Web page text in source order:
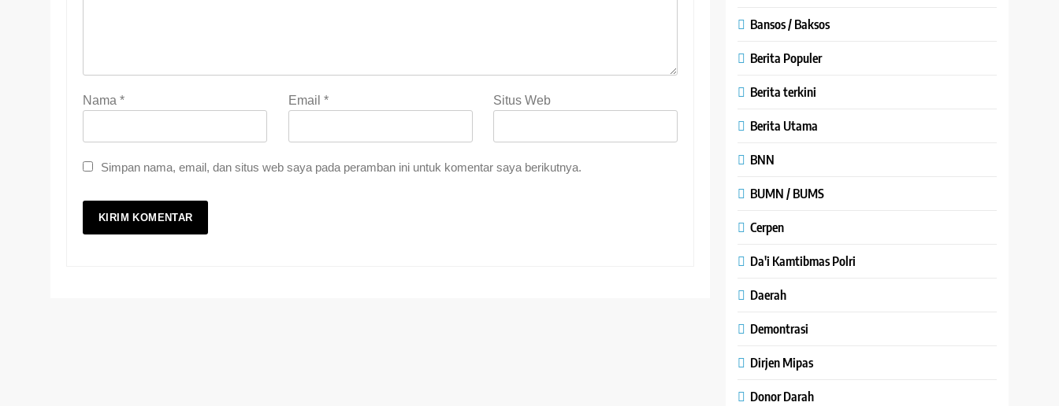
Nama * Email * Situs Web
Simpan nama, email, dan situs web saya pada peramban ini untuk komentar saya berikutnya.
Bansos / Baksos
Berita Populer
Berita terkini
Berita Utama
BNN
BUMN / BUMS
Cerpen
Da'i Kamtibmas Polri
Daerah
Demontrasi
Dirjen Mipas
Donor Darah